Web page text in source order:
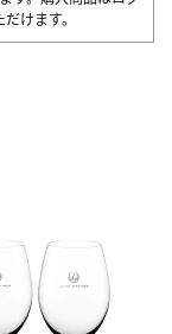
けます。